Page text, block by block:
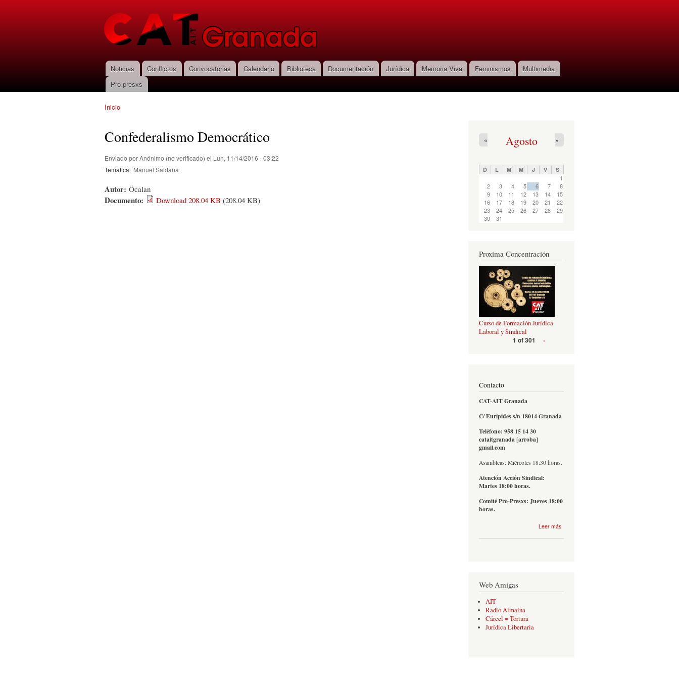
principal
CNT-AIT
Granada
Menú principal
Noticias Conflictos Convocatorias Calendario Biblioteca Documentación Jurídica Memoria Viva Feminismos
Multimedia
Pro-presxs
Inicio
Confederalismo Democrático
Enviado porAnónimo (no verificado) el Lun, 11/14/2016 - 03:22
Temática: Manuel Saldaña
Autor: Öcalan
Documento: Download 208.04 KB (208.04 KB)
Agosto
« »
D L M M J V S
1
2
3 4 5 6 7
8
9
10 11 12 13 14
15
16
17 18 19 20 21
22
23
24 25 26 27 28
29
30
31
Proxima Concentración
Curso de Formación Jurídica
Laboral y Sindical
1 of 301
›
Contacto
CAT-AIT Granada
C/ Eurípides s/n 18014 Granada
Teléfono: 958 15 14 30
cataitgranada [arroba]
gmail.com
Asambleas: Miércoles 18:30 horas.
Atención Acción Sindical:
Martes 18:00 horas.
Comité Pro-Presxs: Jueves 18:00
horas.
Leer más
Web Amigas
AIT
Radio Almaina
Cárcel = Tortura
Jurídica Libertaria